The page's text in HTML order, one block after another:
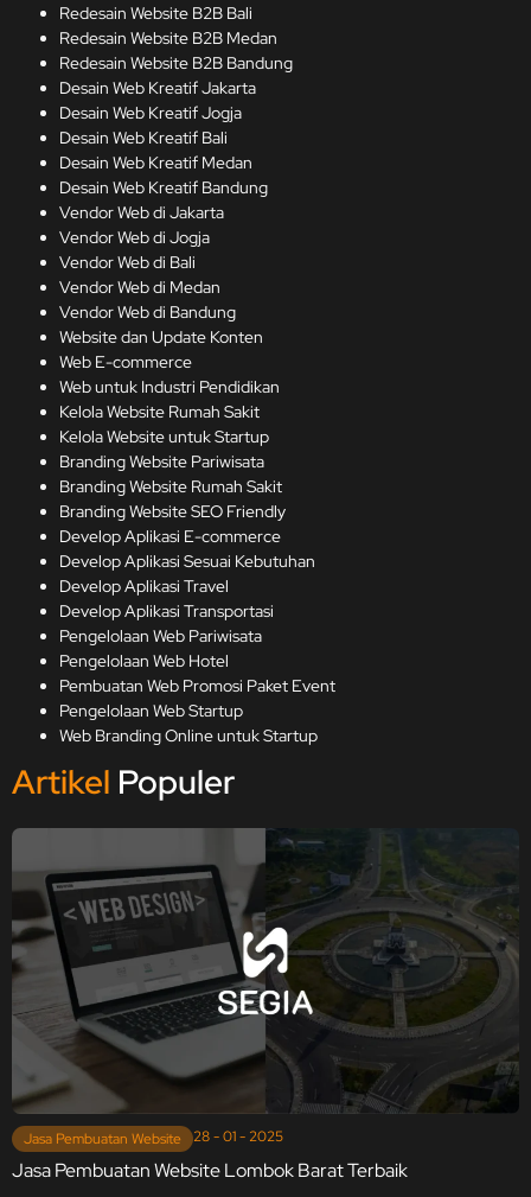
Redesain Website B2B Bali
Redesain Website B2B Medan
Redesain Website B2B Bandung
Desain Web Kreatif Jakarta
Desain Web Kreatif Jogja
Desain Web Kreatif Bali
Desain Web Kreatif Medan
Desain Web Kreatif Bandung
Vendor Web di Jakarta
Vendor Web di Jogja
Vendor Web di Bali
Vendor Web di Medan
Vendor Web di Bandung
Website dan Update Konten
Web E-commerce
Web untuk Industri Pendidikan
Kelola Website Rumah Sakit
Kelola Website untuk Startup
Branding Website Pariwisata
Branding Website Rumah Sakit
Branding Website SEO Friendly
Develop Aplikasi E-commerce
Develop Aplikasi Sesuai Kebutuhan
Develop Aplikasi Travel
Develop Aplikasi Transportasi
Pengelolaan Web Pariwisata
Pengelolaan Web Hotel
Pembuatan Web Promosi Paket Event
Pengelolaan Web Startup
Web Branding Online untuk Startup
Artikel Populer
Jasa Pembuatan Website 28 - 01 - 2025
Jasa Pembuatan Website Lombok Barat Terbaik